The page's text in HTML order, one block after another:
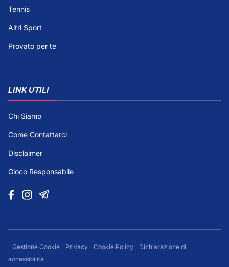
Tennis
Altri Sport
Provato per te
LINK UTILI
Chi Siamo
Come Contattarci
Disclaimer
Gioco Responsabile
Gestione Cookie Privacy Cookie Policy
Dichiarazione di
accessibilità